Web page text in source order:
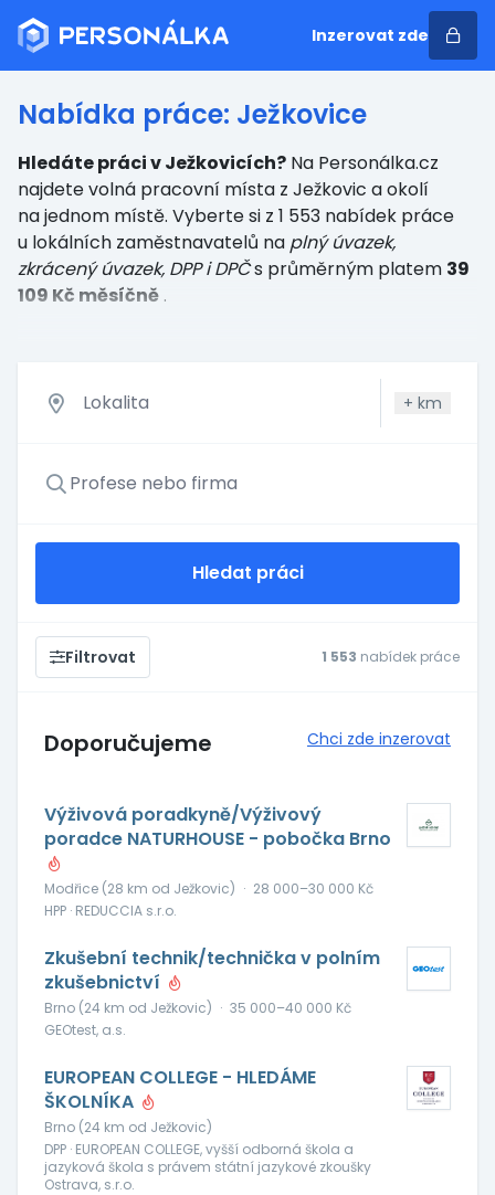
Inzerovat zde
Nabídka práce: Ježkovice
Hledáte práci v Ježkovicích? Na Personálka.cz
najdete volná pracovní místa z Ježkovic a okolí
na jednom místě. Vyberte si z 1 553 nabídek práce
u lokálních zaměstnavatelů na plný úvazek,
zkrácený úvazek, DPP i DPČs průměrným platem 39
109 Kč měsíčně .
+ km
Hledat práci
Filtrovat 1 553 nabídek práce
Doporučujeme Chci zde inzerovat
Výživová poradkyně/Výživový
poradce NATURHOUSE - pobočka Brno
Modřice (28 km od Ježkovic) · 28 000–30 000 Kč
HPP · REDUCCIA s.r.o.
Zkušební technik/technička v polním
zkušebnictví
Brno (24 km od Ježkovic) · 35 000–40 000 Kč
GEOtest, a.s.
EUROPEAN COLLEGE - HLEDÁME
ŠKOLNÍKA
Brno (24 km od Ježkovic)
DPP · EUROPEAN COLLEGE, vyšší odborná škola a
jazyková škola s právem státní jazykové zkoušky
Ostrava, s.r.o.